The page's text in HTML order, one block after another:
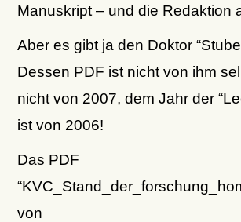
Manuskript – und die Redaktion
Aber es gibt ja den Doktor
Dessen PDF ist nicht von ihm
nicht von 2007, dem Jahr der
ist von 2006!
Das PDF
von